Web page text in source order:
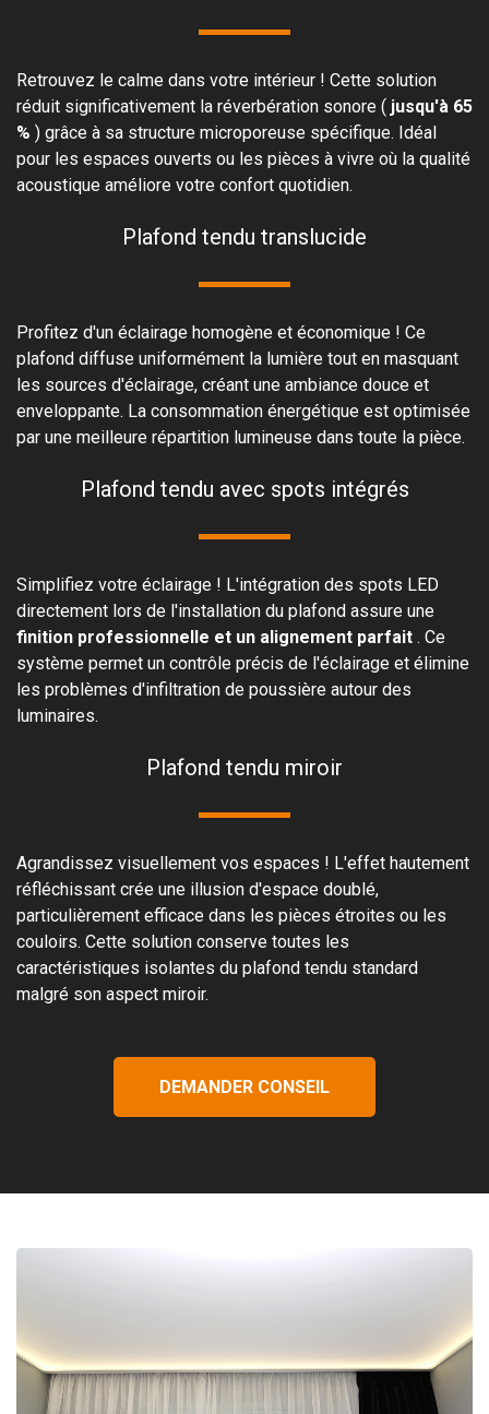
Retrouvez le calme dans votre intérieur ! Cette solution
réduit significativement la réverbération sonore ( jusqu'à 65
% ) grâce à sa structure microporeuse spécifique. Idéal
pour les espaces ouverts ou les pièces à vivre où la qualité
acoustique améliore votre confort quotidien.
Plafond tendu translucide
Profitez d'un éclairage homogène et économique ! Ce
plafond diffuse uniformément la lumière tout en masquant
les sources d'éclairage, créant une ambiance douce et
enveloppante. La consommation énergétique est optimisée
par une meilleure répartition lumineuse dans toute la pièce.
Plafond tendu avec spots intégrés
Simplifiez votre éclairage ! L'intégration des spots LED
directement lors de l'installation du plafond assure une
finition professionnelle et un alignement parfait . Ce
système permet un contrôle précis de l'éclairage et élimine
les problèmes d'infiltration de poussière autour des
luminaires.
Plafond tendu miroir
Agrandissez visuellement vos espaces ! L'effet hautement
réfléchissant crée une illusion d'espace doublé,
particulièrement efficace dans les pièces étroites ou les
couloirs. Cette solution conserve toutes les
caractéristiques isolantes du plafond tendu standard
malgré son aspect miroir.
DEMANDER CONSEIL